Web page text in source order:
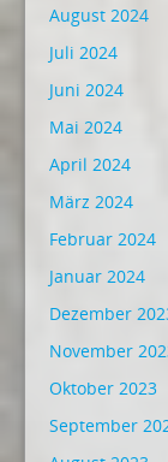
August 2024
Juli 2024
Juni 2024
Mai 2024
April 2024
März 2024
Februar 2024
Januar 2024
Dezember
November
Oktober 2023
September